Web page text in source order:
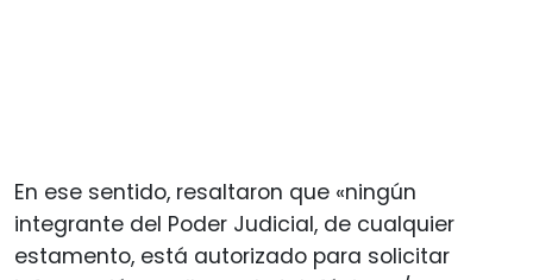
En ese sentido, resaltaron que «ningún
integrante del Poder Judicial, de cualquier
estamento, está autorizado para solicitar